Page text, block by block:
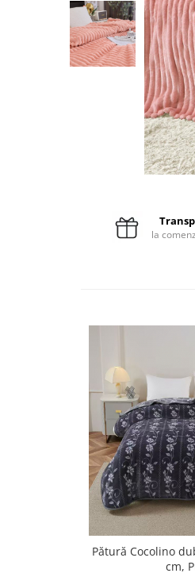
Pilote cu blăniță
la
Pătură Cocolino
cm,